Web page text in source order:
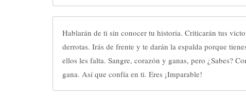
Hablarán de ti sin conocer tu historia. Criticarán tus victorias.
derrotas. Irás de frente y te darán la espalda porque tienes de sobra lo que a
ellos les falta. Sangre, corazón y ganas, pero ¿Sabes? Con ganas siempre se
gana. Así que confía en ti. Eres ¡Imparable!